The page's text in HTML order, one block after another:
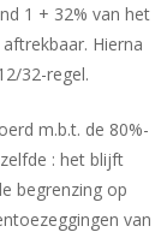
1 + 32% van het
Hierna
32-regel.
m.b.t. de 80%-
: het blijft
begrenzing op
van